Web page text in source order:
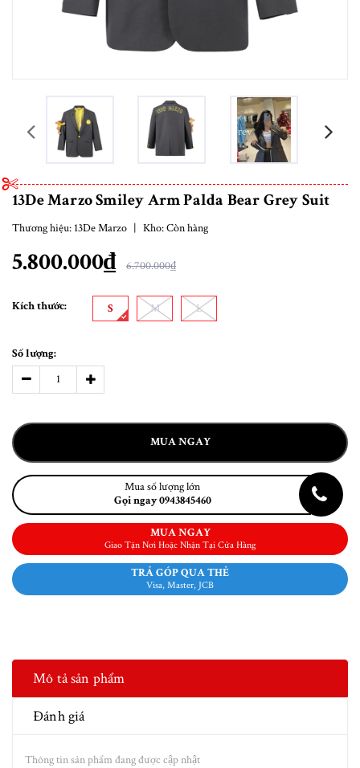
prev
13De Marzo Smiley Arm Palda Bear Grey Suit
Thương hiệu: 13De Marzo | Kho:Còn hàng
5.800.000₫ 6.700.000₫
Kích thước: S M L
Số lượng:
MUA NGAY
Mua số lượng lớn
Gọi ngay 0943845460
MUA NGAY
Giao Tận Nơi Hoặc Nhận Tại Cửa Hàng
TRẢ GÓP QUA THẺ
Visa, Master, JCB
Mô tả sản phẩm
Đánh giá
Thông tin sản phẩm đang được cập nhật